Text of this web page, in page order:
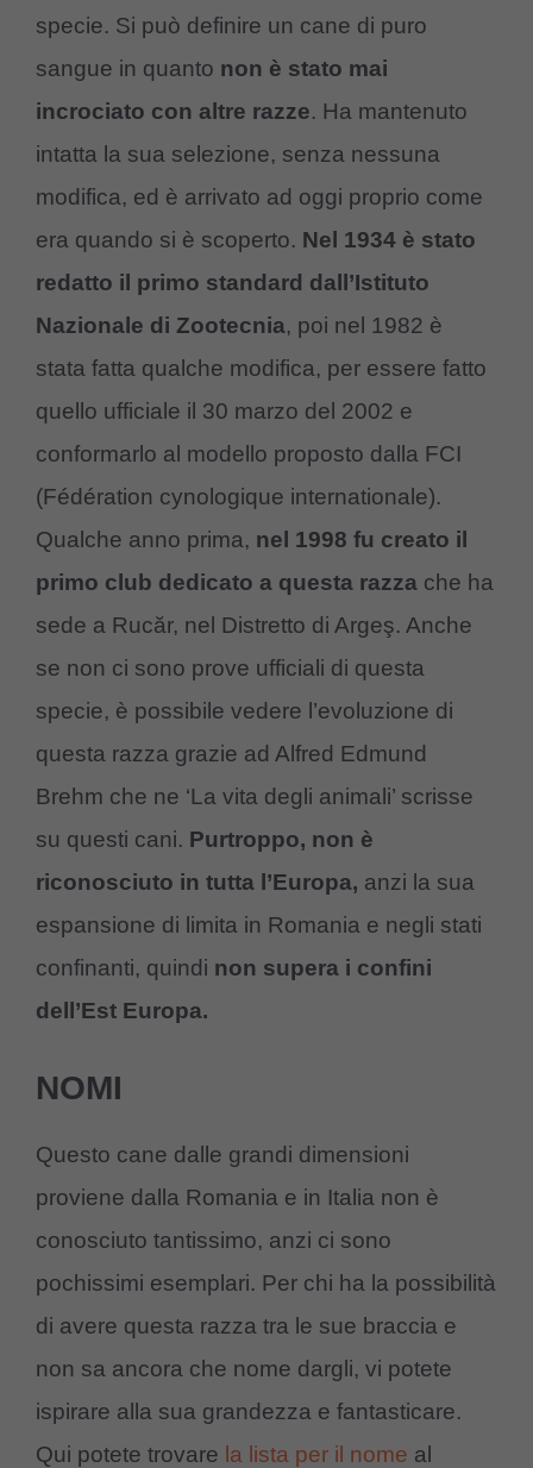
specie. Si può definire un cane di puro
sangue in quanto non è stato mai
incrociato con altre razze. Ha mantenuto
intatta la sua selezione, senza nessuna
modifica, ed è arrivato ad oggi proprio come
era quando si è scoperto. Nel 1934 è stato
redatto il primo standard dall’Istituto
Nazionale di Zootecnia, poi nel 1982 è
stata fatta qualche modifica, per essere fatto
quello ufficiale il 30 marzo del 2002 e
conformarlo al modello proposto dalla FCI
(Fédération cynologique internationale).
Qualche anno prima, nel 1998 fu creato il
primo club dedicato a questa razza che ha
sede a Rucăr, nel Distretto di Argeş. Anche
se non ci sono prove ufficiali di questa
specie, è possibile vedere l’evoluzione di
questa razza grazie ad Alfred Edmund
Brehm che ne ‘La vita degli animali’ scrisse
su questi cani. Purtroppo, non è
riconosciuto in tutta l’Europa, anzi la sua
espansione di limita in Romania e negli stati
confinanti, quindi non supera i confini
dell’Est Europa.
NOMI
Questo cane dalle grandi dimensioni
proviene dalla Romania e in Italia non è
conosciuto tantissimo, anzi ci sono
pochissimi esemplari. Per chi ha la possibilità
di avere questa razza tra le sue braccia e
non sa ancora che nome dargli, vi potete
ispirare alla sua grandezza e fantasticare.
Qui potete trovare la lista per il nome al